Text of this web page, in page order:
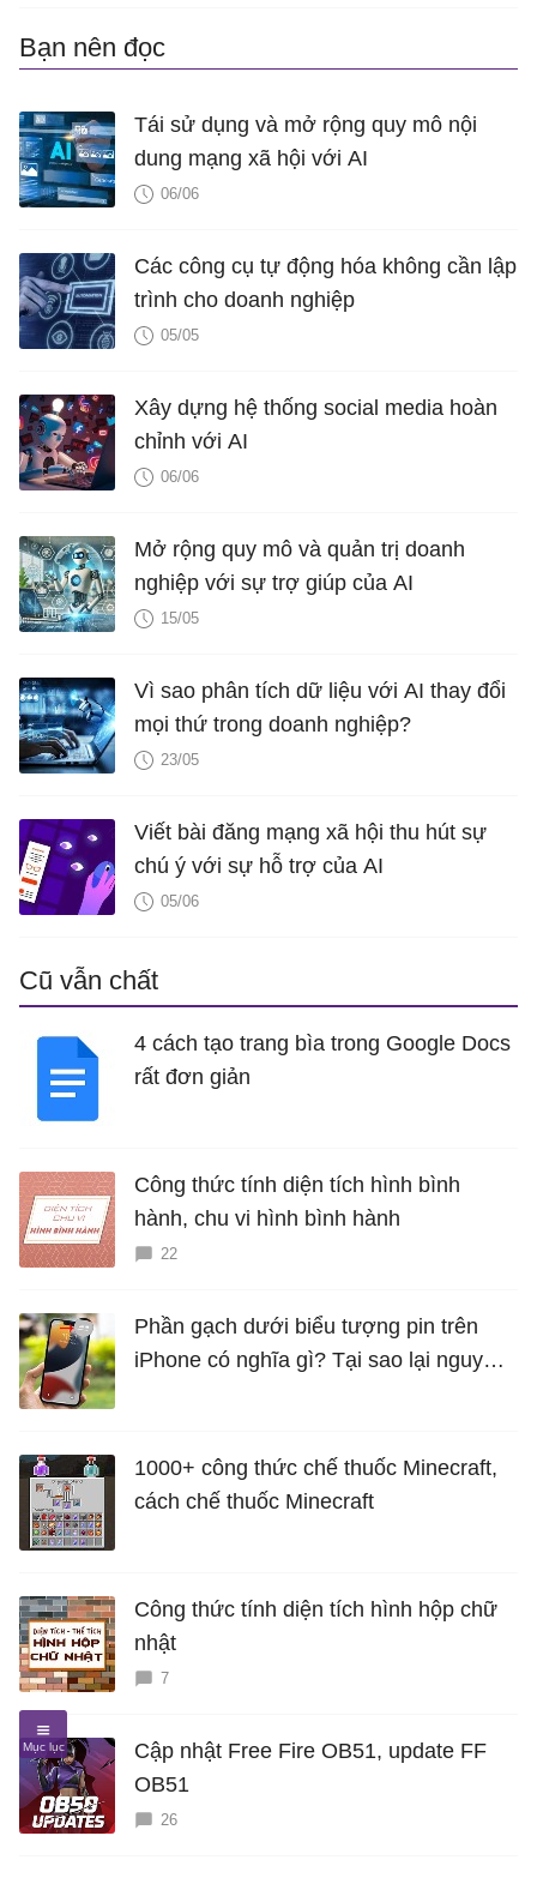
Bạn nên đọc
Tái sử dụng và mở rộng quy mô nội
dung mạng xã hội với AI
06/06
Các công cụ tự động hóa không cần lập
trình cho doanh nghiệp
05/05
Xây dựng hệ thống social media hoàn
chỉnh với AI
06/06
Mở rộng quy mô và quản trị doanh
nghiệp với sự trợ giúp của AI
15/05
Vì sao phân tích dữ liệu với AI thay đổi
mọi thứ trong doanh nghiệp?
23/05
Viết bài đăng mạng xã hội thu hút sự
chú ý với sự hỗ trợ của AI
05/06
Cũ vẫn chất
4 cách tạo trang bìa trong Google Docs
rất đơn giản
Công thức tính diện tích hình bình
hành, chu vi hình bình hành
22
Phần gạch dưới biểu tượng pin trên
iPhone có nghĩa gì? Tại sao lại nguy
1000+ công thức chế thuốc Minecraft,
cách chế thuốc Minecraft
Công thức tính diện tích hình hộp chữ
nhật
7
Cập nhật Free Fire OB51, update FF
OB51
26